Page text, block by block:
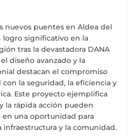
nuevos puentes en Aldea del
logro significativo en la
tras la devastadora DANA
diseño avanzado y la
destacan el compromiso
la seguridad, la eficiencia y
Este proyecto ejemplifica
la rápida acción pueden
en una oportunidad para
infraestructura y la comunidad.